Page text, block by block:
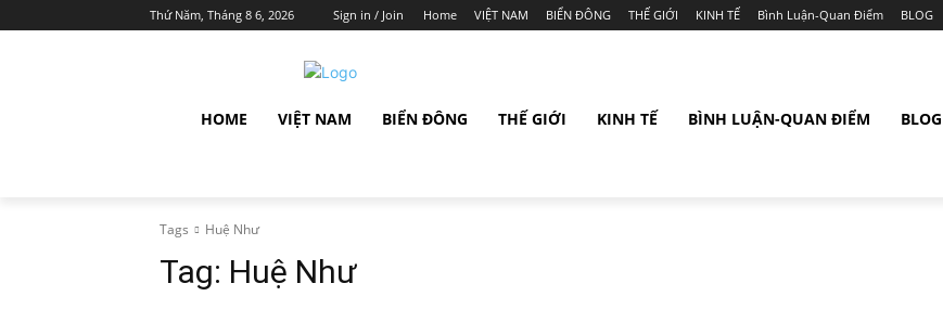
Thứ Năm, Tháng 8 6, 2026 Sign in / Join Home VIỆT NAM BIỂN ĐÔNG THẾ GIỚI KINH TẾ Bình Luận-Quan Điểm BLOG
HOME VIỆT NAM BIỂN ĐÔNG THẾ GIỚI KINH TẾ BÌNH LUẬN-QUAN ĐIỂM BLOG
Tags Huệ Như
Tag: Huệ Như